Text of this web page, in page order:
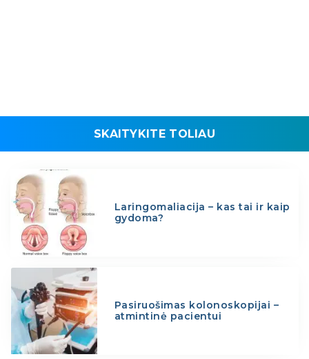
SKAITYKITE TOLIAU
Laringomaliacija – kas tai ir kaip
gydoma?
Pasiruošimas kolonoskopijai –
atmintinė pacientui